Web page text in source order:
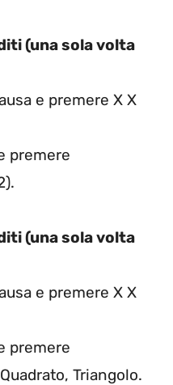
(una sola volta
e premere X X
premere
(una sola volta
e premere X X
premere
Triangolo.